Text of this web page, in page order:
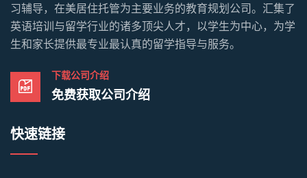
习辅导，在美居住托管为主要业务的教育规划公司。汇集了
英语培训与留学行业的诸多顶尖人才，以学生为中心，为学
生和家长提供最专业最认真的留学指导与服务。
下载公司介绍
免费获取公司介绍
快速链接